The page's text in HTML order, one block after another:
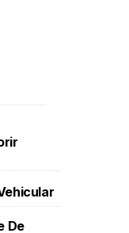
.Una
De